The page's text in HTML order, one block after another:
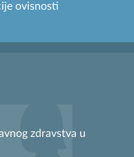
ovisnosti
zdravstva u